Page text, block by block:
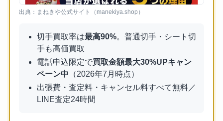
出典：まねきや公式サイト（manekiya.shop）
切手買取率は最高90%。普通切手・シート切
手も高価買取
電話申込限定で買取金額最大30%UPキャン
ペーン中 （2026年7月時点）
出張費・査定料・キャンセル料すべて無料／
LINE査定24時間